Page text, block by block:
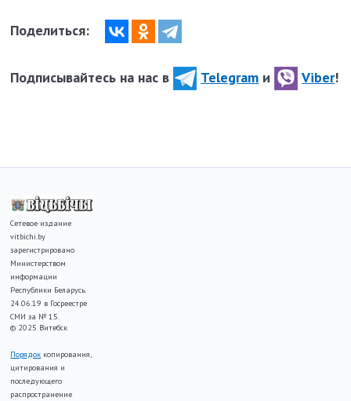
Поделиться:
Подписывайтесь на нас в Telegram и Viber!
Сетевое издание
vitbichi.by
зарегистрировано
Министерством
информации
Республики Беларусь
24.06.19 в Госреестре
СМИ за № 15.
© 2025 Витебск
Порядок копирования,
цитирования и
последующего
распространение